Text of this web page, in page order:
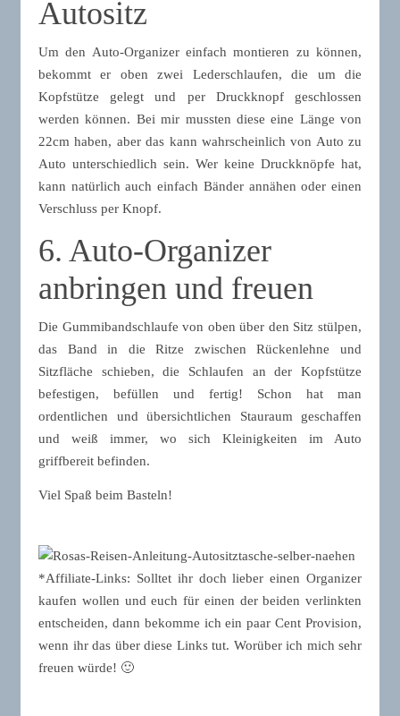
Autositz
Um den Auto-Organizer einfach montieren zu können,
bekommt er oben zwei Lederschlaufen, die um die
Kopfstütze gelegt und per Druckknopf geschlossen
werden können. Bei mir mussten diese eine Länge von
22cm haben, aber das kann wahrscheinlich von Auto zu
Auto unterschiedlich sein. Wer keine Druckknöpfe hat,
kann natürlich auch einfach Bänder annähen oder einen
Verschluss per Knopf.
6. Auto-Organizer
anbringen und freuen
Die Gummibandschlaufe von oben über den Sitz stülpen,
das Band in die Ritze zwischen Rückenlehne und
Sitzfläche schieben, die Schlaufen an der Kopfstütze
befestigen, befüllen und fertig! Schon hat man
ordentlichen und übersichtlichen Stauraum geschaffen
und weiß immer, wo sich Kleinigkeiten im Auto
griffbereit befinden.
Viel Spaß beim Basteln!
*Affiliate-Links: Solltet ihr doch lieber einen Organizer
kaufen wollen und euch für einen der beiden verlinkten
entscheiden, dann bekomme ich ein paar Cent Provision,
wenn ihr das über diese Links tut. Worüber ich mich sehr
freuen würde! 🙂